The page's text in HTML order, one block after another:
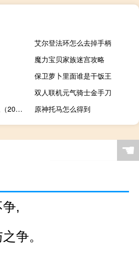
艾尔登法环怎么去掉手柄
魔力宝贝家族迷宫攻略
保卫萝卜里面谁是干饭王
双人联机元气骑士金手刀
2019初级会计实务真题（2019初级会计实务真题）
原神托马怎么得到
☚
,
争。